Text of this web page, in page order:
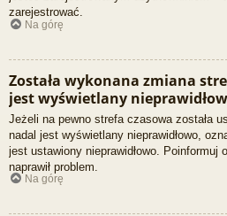
zarejestrować.
Na górę
Została wykonana zmiana
jest wyświetlany
Jeżeli na pewno strefa czasowa została
nadal jest wyświetlany nieprawidłowo,
jest ustawiony nieprawidłowo. Poinformuj
naprawił problem.
Na górę